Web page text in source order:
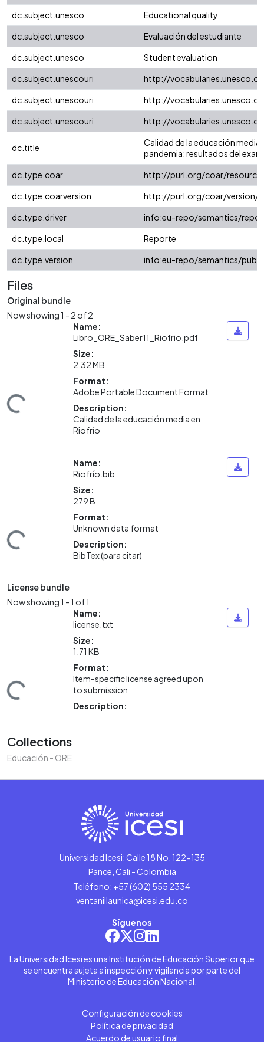
dc.subject.unesco
Educational quality
dc.subject.unesco
Evaluación del estudiante
dc.subject.unesco
Student evaluation
dc.subject.unescouri
http://
dc.subject.unescouri
http://
dc.subject.unescouri
http://
dc.title
Calidad de la educación
pandemia: resultados del
dc.type.coar
http://purl.org/coar/
dc.type.coarversion
http://purl.org/coar/version/
dc.type.driver
info:eu-repo/semantics/
dc.type.local
Reporte
dc.type.version
info:eu-repo/semantics/
Files
Original bundle
Now showing1 - 2 of 2
Name:
Libro_ORE_Saber11_Riofrio.pdf
Size:
2.32 MB
Format:
Adobe Portable Document Format
Description:
Calidad de la educación media en
Riofrío
Name:
Riofrío.bib
Size:
279 B
Format:
Unknown data format
Description:
BibTex (para citar)
License bundle
Now showing1 - 1 of 1
Name:
license.txt
Size:
1.71 KB
Format:
Item-specific license agreed upon
to submission
Description:
Collections
Educación - ORE
Universidad Icesi: Calle 18 No. 122-135
Pance, Cali - Colombia
Teléfono: +57 (602) 555 2334
ventanillaunica@icesi.edu.co
Síguenos
La Universidad Icesi es una Institución de Educación Superior que
se encuentra sujeta a inspección y vigilancia por parte del
Ministerio de Educación Nacional.
Configuración de cookies
Política de privacidad
Acuerdo de usuario final